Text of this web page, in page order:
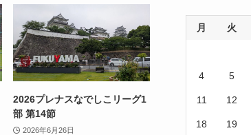
2026プレナスなでしこリーグ1
部 第14節
2026年6月26日
月 火
4 5
11 12
18 19